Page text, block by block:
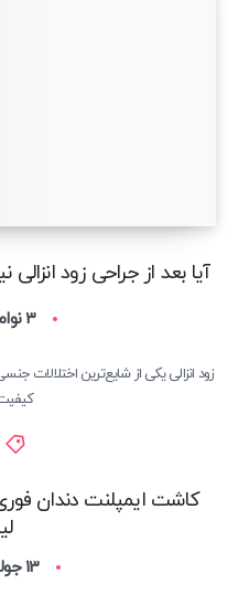
آیا بعد از جراحی زود
3 نوامبر, 2024
زود انزالی یکی از شایع‌ترین اختلالات
کاشت ایمپلنت دندان
13 جولای, 2024